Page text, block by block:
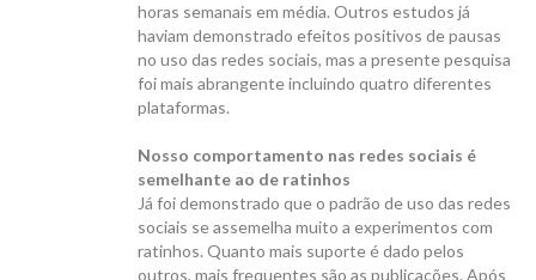
horas semanais em média. Outros estudos já
haviam demonstrado efeitos positivos de pausas
no uso das redes sociais, mas a presente pesquisa
foi mais abrangente incluindo quatro diferentes
plataformas.
Nosso comportamento nas redes sociais é
semelhante ao de ratinhos
Já foi demonstrado que o padrão de uso das redes
sociais se assemelha muito a experimentos com
ratinhos. Quanto mais suporte é dado pelos
outros, mais frequentes são as publicações. Após